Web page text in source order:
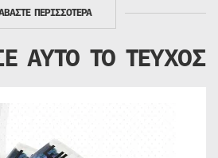
ΠΕΡΙΣΣΟΤΕΡΑ
ΑΥΤΟ ΤΟ ΤΕΥΧΟΣ